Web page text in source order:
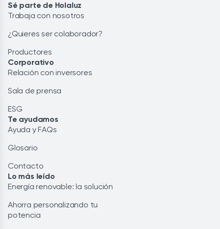
Sé parte de Holaluz
Trabaja con nosotros
¿Quieres ser colaborador?
Productores
Corporativo
Relación con inversores
Sala de prensa
ESG
Te ayudamos
Ayuda y FAQs
Glosario
Contacto
Lo más leído
Energía renovable: la solución
Ahorra personalizando tu
potencia